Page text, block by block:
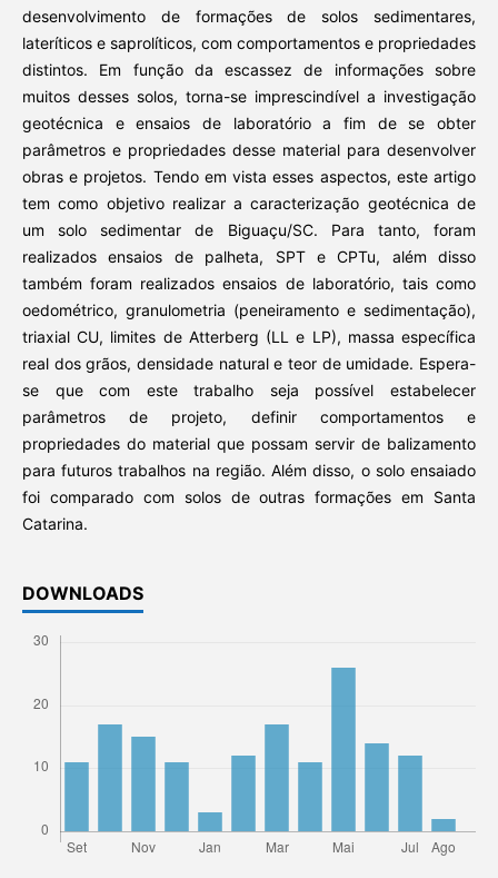
desenvolvimento de formações de solos sedimentares,
lateríticos e saprolíticos, com comportamentos e propriedades
distintos. Em função da escassez de informações sobre
muitos desses solos, torna-se imprescindível a investigação
geotécnica e ensaios de laboratório a fim de se obter
parâmetros e propriedades desse material para desenvolver
obras e projetos. Tendo em vista esses aspectos, este artigo
tem como objetivo realizar a caracterização geotécnica de
um solo sedimentar de Biguaçu/SC. Para tanto, foram
realizados ensaios de palheta, SPT e CPTu, além disso
também foram realizados ensaios de laboratório, tais como
oedométrico, granulometria (peneiramento e sedimentação),
triaxial CU, limites de Atterberg (LL e LP), massa específica
real dos grãos, densidade natural e teor de umidade. Espera-
se que com este trabalho seja possível estabelecer
parâmetros de projeto, definir comportamentos e
propriedades do material que possam servir de balizamento
para futuros trabalhos na região. Além disso, o solo ensaiado
foi comparado com solos de outras formações em Santa
Catarina.
DOWNLOADS